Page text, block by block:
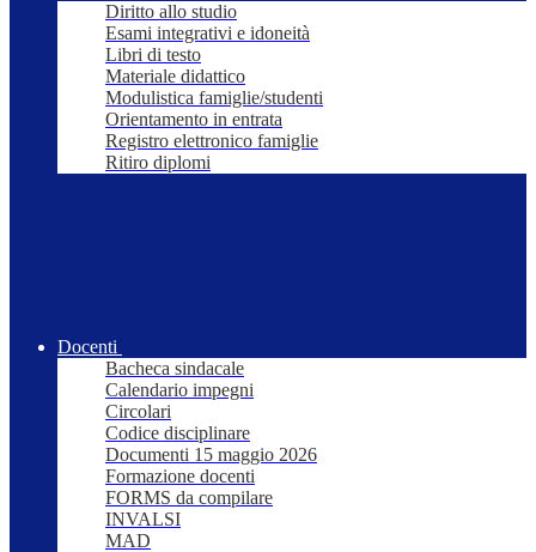
Diritto allo studio
Esami integrativi e idoneità
Libri di testo
Materiale didattico
Modulistica famiglie/studenti
Orientamento in entrata
Registro elettronico famiglie
Ritiro diplomi
Docenti
Bacheca sindacale
Calendario impegni
Circolari
Codice disciplinare
Documenti 15 maggio 2026
Formazione docenti
FORMS da compilare
INVALSI
MAD